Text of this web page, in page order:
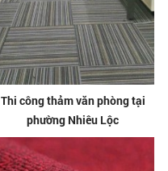
Thi công thảm văn phòng tại
phường Nhiêu Lộc